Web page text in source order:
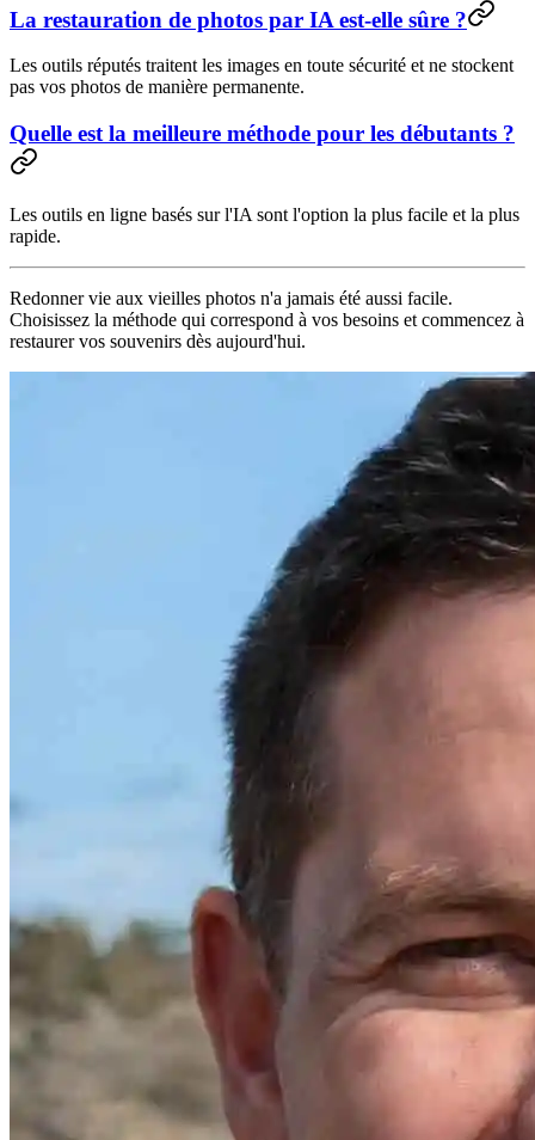
La restauration de photos par IA est-elle sûre ?
Les outils réputés traitent les images en toute sécurité et ne stockent
pas vos photos de manière permanente.
Quelle est la meilleure méthode pour les débutants ?
Les outils en ligne basés sur l'IA sont l'option la plus facile et la plus
rapide.
Redonner vie aux vieilles photos n'a jamais été aussi facile.
Choisissez la méthode qui correspond à vos besoins et commencez à
restaurer vos souvenirs dès aujourd'hui.